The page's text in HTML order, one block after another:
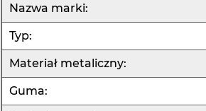
Nazwa marki:
Typ:
Materiał metaliczny:
Guma: